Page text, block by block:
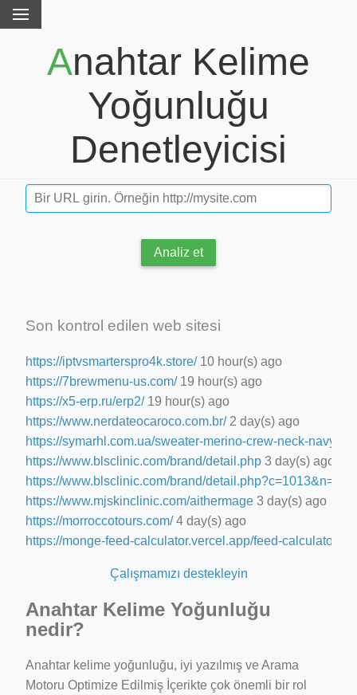
Anahtar Kelime
Yoğunluğu
Denetleyicisi
Analiz et
Son kontrol edilen web sitesi
https://iptvsmarterspro4k.store/10 hour(s) ago
https://7brewmenu-us.com/19 hour(s) ago
https://x5-erp.ru/erp2/19 hour(s) ago
https://www.nerdateocaroco.com.br/2 day(s) ago
https://symarhl.com.ua/sweater-merino-crew-neck-navy-
https://www.blsclinic.com/brand/detail.php 3 day(s) ago
https://www.blsclinic.com/brand/
https://www.mjskinclinic.com/aithermage 3 day(s) ago
https://morroccotours.com/4 day(s) ago
https://monge-feed-calculator.vercel.app/feed-calculator
Çalışmamızı destekleyin
Anahtar Kelime Yoğunluğu
nedir?
Anahtar kelime yoğunluğu, iyi yazılmış ve Arama
Motoru Optimize Edilmiş İçerikte çok önemli bir rol